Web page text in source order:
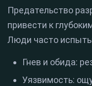
Предательство
привести к
Люди часто
Гнев и обида:
Уязвимость: